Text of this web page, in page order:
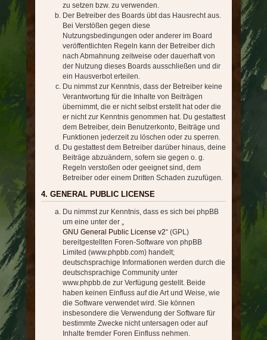
zu setzen bzw. zu verwenden.
Der Betreiber des Boards übt das Hausrecht aus.
Bei Verstößen gegen diese
Nutzungsbedingungen oder anderer im Board
veröffentlichten Regeln kann der Betreiber dich
nach Abmahnung zeitweise oder dauerhaft von
der Nutzung dieses Boards ausschließen und dir
ein Hausverbot erteilen.
Du nimmst zur Kenntnis, dass der Betreiber keine
Verantwortung für die Inhalte von Beiträgen
übernimmt, die er nicht selbst erstellt hat oder die
er nicht zur Kenntnis genommen hat. Du gestattest
dem Betreiber, dein Benutzerkonto, Beiträge und
Funktionen jederzeit zu löschen oder zu sperren.
Du gestattest dem Betreiber darüber hinaus, deine
Beiträge abzuändern, sofern sie gegen o. g.
Regeln verstoßen oder geeignet sind, dem
Betreiber oder einem Dritten Schaden zuzufügen.
4. GENERAL PUBLIC LICENSE
Du nimmst zur Kenntnis, dass es sich bei phpBB
um eine unter der „
GNU General Public License v2“ (GPL)
bereitgestellten Foren-Software von phpBB
Limited (www.phpbb.com) handelt;
deutschsprachige Informationen werden durch die
deutschsprachige Community unter
www.phpbb.de zur Verfügung gestellt. Beide
haben keinen Einfluss auf die Art und Weise, wie
die Software verwendet wird. Sie können
insbesondere die Verwendung der Software für
bestimmte Zwecke nicht untersagen oder auf
Inhalte fremder Foren Einfluss nehmen.